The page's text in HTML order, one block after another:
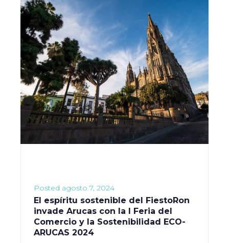
Posted agosto 7, 2024
El espíritu sostenible del FiestoRon
invade Arucas con la I Feria del
Comercio y la Sostenibilidad ECO-
ARUCAS 2024